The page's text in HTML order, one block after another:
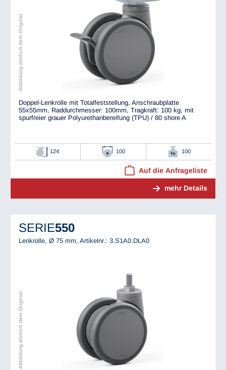
Abbildung ähnlich dem Original
Doppel-Lenkrolle mit Totalfeststellung, Anschraubplatte
55x55mm, Raddurchmesser: 100mm, Tragkraft: 100 kg, mit
spurfreier grauer Polyurethanbereifung (TPU) / 80 shore A
124 100 100
Auf die Anfrageliste
mehr Details
SERIE550
Lenkrolle, Ø 75 mm, Artikelnr.: 3.S1A0.DLA0
Abbildung ähnlich dem Original